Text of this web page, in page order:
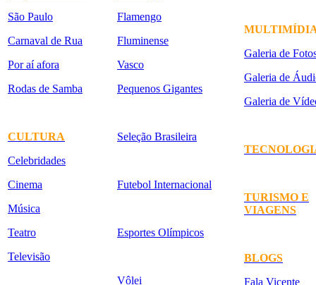
São Paulo
Carnaval de Rua
Por aí afora
Rodas de Samba
CULTURA
Celebridades
Cinema
Música
Teatro
Televisão
Flamengo
Fluminense
Vasco
Pequenos Gigantes
Seleção Brasileira
Futebol Internacional
Esportes Olímpicos
Vôlei
Galeria de
Galeria de
Galeria de
TURISMO E
VIAGENS
BLOGS
Fala Vicente